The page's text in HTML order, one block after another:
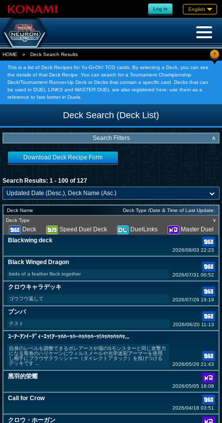
Log in English
HOME » Deck Search Results ?
This is a list of Deck Recipes for Yu-Gi-Oh! TCG cards. By selecting a Deck, you can see
the details of that Deck Recipe. You can search for a Tournament Championship
Deck/Tournament Runner-Up Deck or Decks that contain a specific card. Decks that can
be used in DUEL LINKS and MASTER DUEL are also registered here; use them as a
reference to fare better in Duels.
Deck Search (Deck List)
Search Filters ∧
Download Deck Recipe Form
Search Results: 1 - 100 of 127
Deck Name
Deck Type /Date & Time of Last Update:
Deck Type
∨
Deck Speed Duel Deck DuelLinks
Master Duel
Blackwing deck
2026/08/03 22:23
Black Winged Dragon
birds of a feather flock together 2026/07/31 00:52
クロウキャラデッキ
ゴウフウ返して 2026/07/29 19:19
プンバ
テスト 2026/06/20 11:13
ﾕｰｱｰｱﾝｲｰﾃﾞｨｰｴｯ!ｱｰｯﾊﾊｰｯﾊｰﾊｯﾊｯﾊｰｯ!ﾊｯﾊｯﾊｯﾊｯ...
自身のレベルを調整できるボレアースや場のSモンスターと同じ攻撃力
になる竜巻のハリケーンにウィルスメールや光学迷彩アーマーを使用
し相手にブラウザクラッシャー（ダイレクトアタック）を投げつける
デッキです ...
2026/05/29 21:43
黑羽的荣耀
2026/05/05 18:08
Call for Crow
2026/04/18 03:51
クロウ・ホーガン